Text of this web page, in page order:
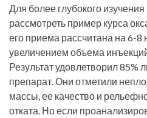
Для более глубокого
рассмотреть пример курса
его приема рассчитана на 6-
увеличением объема
Результат удовлетворил
препарат. Они отметили
массы, ее качество и
отката. Но если